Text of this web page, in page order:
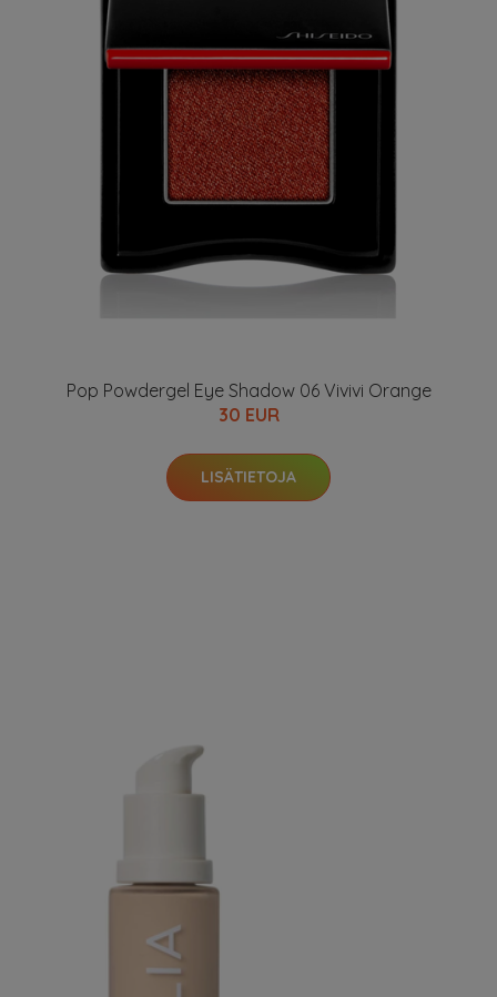
Pop Powdergel Eye Shadow 06 Vivivi Orange
30 EUR
LISÄTIETOJA